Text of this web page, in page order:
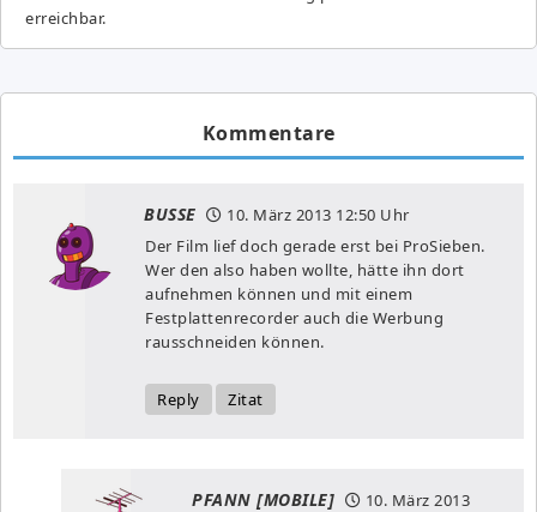
erreichbar.
Kommentare
BUSSE 10. März 2013 12:50 Uhr
Der Film lief doch gerade erst bei ProSieben.
Wer den also haben wollte, hätte ihn dort
aufnehmen können und mit einem
Festplattenrecorder auch die Werbung
rausschneiden können.
Reply Zitat
PFANN [MOBILE]
10. März 2013